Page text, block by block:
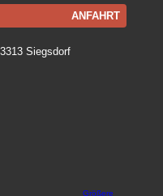
ANFAHRT
Siegsdorf
Größere